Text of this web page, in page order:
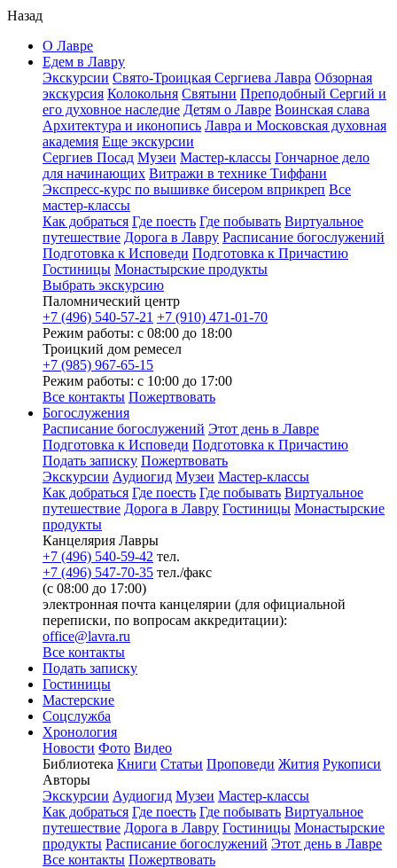
Назад
О Лавре
Едем в Лавру
Экскурсии Свято-Троицкая Сергиева Лавра Обзорная
экскурсия Колокольня Святыни Преподобный Сергий и
его духовное наследие Детям о Лавре Воинская слава
Архитектура и иконопись Лавра и Московская духовная
академия Еще экскурсии
Сергиев Посад Музеи Мастер-классы Гончарное дело
для начинающих Витражи в технике Тиффани
Экспресс-курс по вышивке бисером вприкреп Все
мастер-классы
Как добраться Где поесть Где побывать Виртуальное
путешествие Дорога в Лавру Расписание богослужений
Подготовка к Исповеди Подготовка к Причастию
Гостиницы Монастырские продукты
Выбрать экскурсию
Паломнический центр
+7 (496) 540-57-21 +7 (910) 471-01-70
Режим работы: с 08:00 до 18:00
Троицкий дом ремесел
+7 (985) 967-65-15
Режим работы: с 10:00 до 17:00
Все контакты Пожертвовать
Богослужения
Расписание богослужений Этот день в Лавре
Подготовка к Исповеди Подготовка к Причастию
Подать записку Пожертвовать
Экскурсии Аудиогид Музеи Мастер-классы
Как добраться Где поесть Где побывать Виртуальное
путешествие Дорога в Лавру Гостиницы Монастырские
продукты
Канцелярия Лавры
+7 (496) 540-59-42 тел.
+7 (496) 547-70-35 тел./факс
(с 08:00 до 17:00)
электронная почта канцелярии (для официальной
переписки, по вопросам аккредитации):
office@lavra.ru
Все контакты
Подать записку
Гостиницы
Мастерские
Соцслужба
Хронология
Новости Фото Видео
Библиотека Книги Статьи Проповеди Жития Рукописи
Авторы
Экскурсии Аудиогид Музеи Мастер-классы
Как добраться Где поесть Где побывать Виртуальное
путешествие Дорога в Лавру Гостиницы Монастырские
продукты Расписание богослужений Этот день в Лавре
Все контакты Пожертвовать